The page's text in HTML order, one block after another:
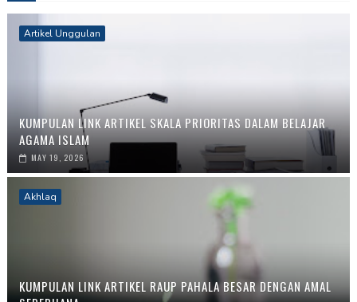
Artikel Unggulan
KUMPULAN LINK ARTIKEL SKALA PRIORITAS DALAM BELAJAR
AGAMA ISLAM
MAY 19, 2026
Akhlaq
KUMPULAN LINK ARTIKEL RAUP PAHALA BESAR DENGAN AMAL